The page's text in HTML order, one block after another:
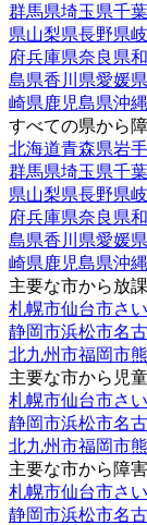
群馬県埼玉県千
県山梨県長野県
府兵庫県奈良県
島県香川県愛媛県
崎県鹿児島県沖
すべての県から
北海道青森県岩
群馬県埼玉県千
県山梨県長野県
府兵庫県奈良県
島県香川県愛媛県
崎県鹿児島県沖
主要な市から放
札幌市仙台市さ
静岡市浜松市名
北九州市福岡市
主要な市から児
札幌市仙台市さ
静岡市浜松市名
北九州市福岡市
主要な市から障
札幌市仙台市さ
静岡市浜松市名